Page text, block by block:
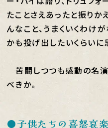
たことさえあったと振りか
んなこと、うまくいくわけ
かも投げ出したいくらいに
苦闘しつつも感動の名演
べきか。
●子供たちの喜怒哀